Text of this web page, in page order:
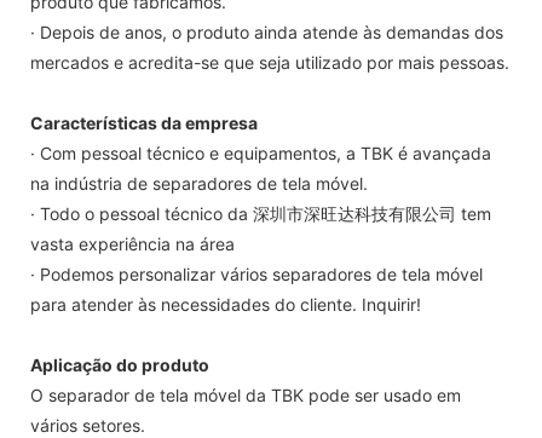
· Depois de anos, o produto ainda atende às demandas dos
mercados e acredita-se que seja utilizado por mais pessoas.
Características da empresa
· Com pessoal técnico e equipamentos, a TBK é avançada
na indústria de separadores de tela móvel.
· Todo o pessoal técnico da 深圳市深旺达科技有限公司 tem
vasta experiência na área
· Podemos personalizar vários separadores de tela móvel
para atender às necessidades do cliente. Inquirir!
Aplicação do produto
O separador de tela móvel da TBK pode ser usado em
vários setores.